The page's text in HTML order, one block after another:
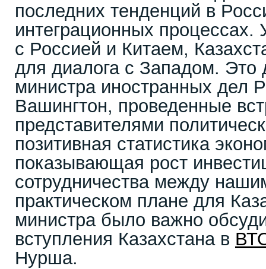
последних тенденций в
интеграционных процессах.
с Россией и Китаем,
для диалога с Западом. Это
министра иностранных дел
Вашингтон, проведенные
представителями
позитивная статистика
показывающая рост
сотрудничества между
практическом плане для
министра было важно
вступления Казахстана в
Нурша.